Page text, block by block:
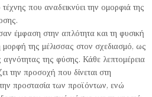
που αναδεικνύει την ομορφιά της
έμφαση στην απλότητα και τη φυσική
μορφή της μέλισσας στον σχεδιασμό, ως
αγνότητας της φύσης. Κάθε λεπτομέρεια
την προσοχή που δίνεται στη
προστασία των προϊόντων, ενώ